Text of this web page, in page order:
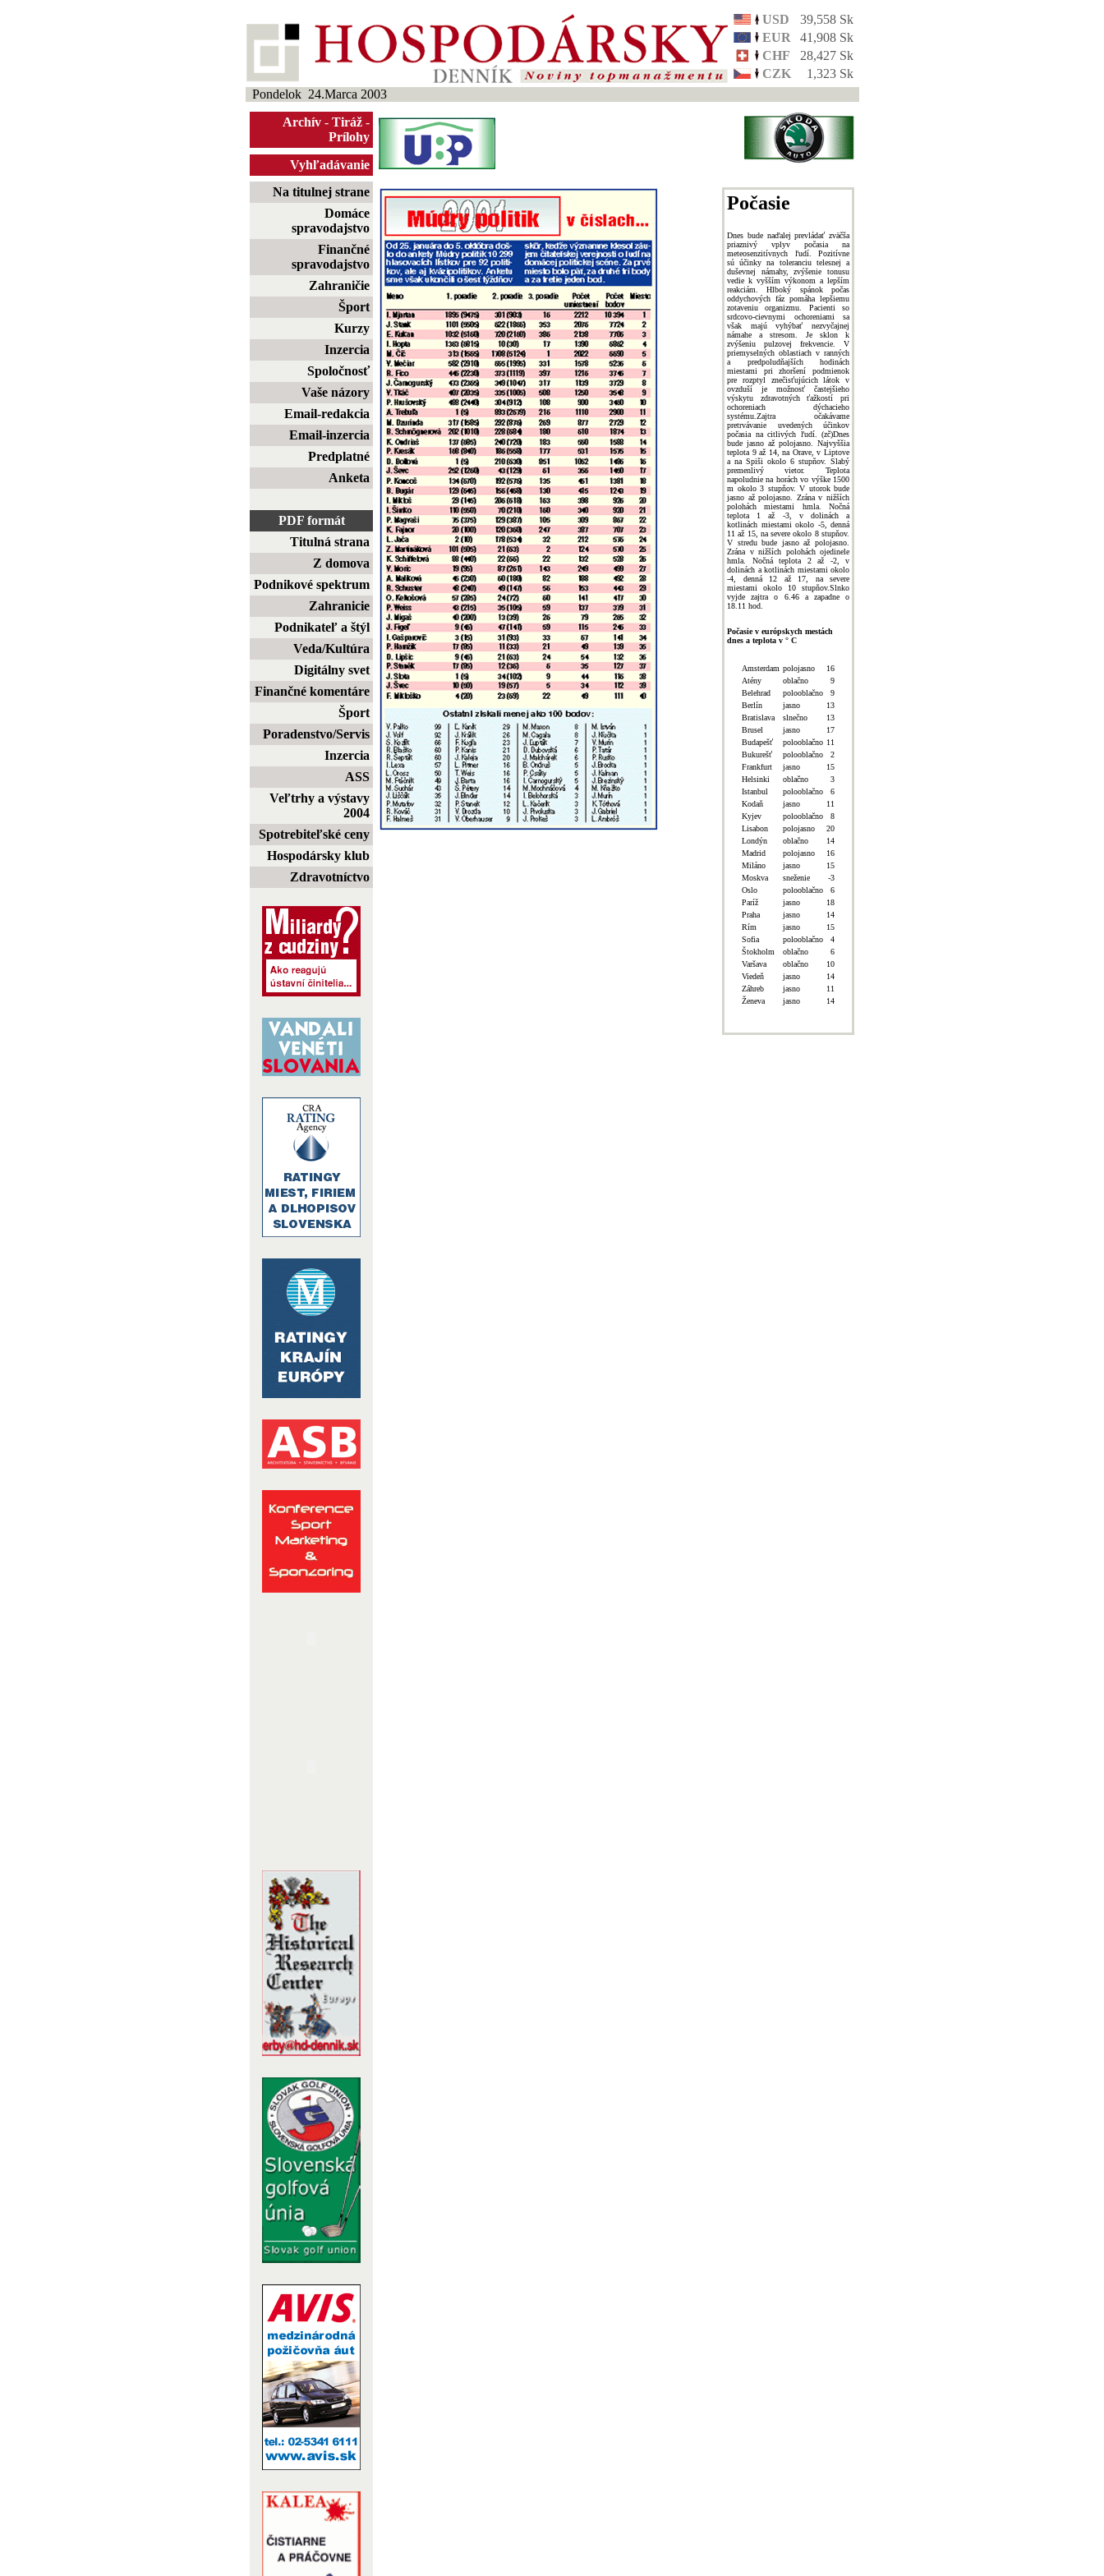
USD
39,558 Sk
EUR
41,908 Sk
CHF
28,427 Sk
CZK
1,323 Sk
Pondelok 24.Marca 2003
Archív - Tiráž -
Prílohy
Vyhľadávanie
Na titulnej strane
Domáce
spravodajstvo
Finančné
spravodajstvo
Zahraničie
Šport
Kurzy
Inzercia
Spoločnosť
Vaše názory
Email-redakcia
Email-inzercia
Predplatné
Anketa
PDF formát
Titulná strana
Z domova
Podnikové spektrum
Zahranicie
Podnikateľ a štýl
Veda/Kultúra
Digitálny svet
Finančné komentáre
Šport
Poradenstvo/Servis
Inzercia
ASS
Veľtrhy a výstavy
2004
Spotrebiteľské ceny
Hospodársky klub
Zdravotníctvo
Počasie
Dnes bude naďalej prevládať zväčša
priaznivý vplyv počasia na
meteosenzitívnych ľudí. Pozitívne
sú účinky na toleranciu telesnej a
duševnej námahy, zvýšenie tonusu
vedie k vyšším výkonom a lepším
reakciám. Hlboký spánok počas
oddychových fáz pomáha lepšiemu
zotaveniu organizmu. Pacienti so
srdcovo-cievnymi ochoreniami sa
však majú vyhýbať nezvyčajnej
námahe a stresom. Je sklon k
zvýšeniu pulzovej frekvencie. V
priemyselných oblastiach v ranných
a predpoludňajších hodinách
miestami pri zhoršení podmienok
pre rozptyl znečisťujúcich látok v
ovzduší je možnosť častejšieho
výskytu zdravotných ťažkostí pri
ochoreniach dýchacieho
systému.Zajtra očakávame
pretrvávanie uvedených účinkov
počasia na citlivých ľudí. (zč)Dnes
bude jasno až polojasno. Najvyššia
teplota 9 až 14, na Orave, v Liptove
a na Spiši okolo 6 stupňov. Slabý
premenlivý vietor. Teplota
napoludnie na horách vo výške 1500
m okolo 3 stupňov. V utorok bude
jasno až polojasno. Zrána v nižších
polohách miestami hmla. Nočná
teplota 1 až -3, v dolinách a
kotlinách miestami okolo -5, denná
11 až 15, na severe okolo 8 stupňov.
V stredu bude jasno až polojasno.
Zrána v nižších polohách ojedinele
hmla. Nočná teplota 2 až -2, v
dolinách a kotlinách miestami okolo
-4, denná 12 až 17, na severe
miestami okolo 10 stupňov.Slnko
vyjde zajtra o 6.46 a zapadne o
18.11 hod.
Počasie v európskych mestách
dnes a teplota v ° C
Amsterdam polojasno
16
Atény
oblačno
9
Belehrad
polooblačno
9
Berlín
jasno
13
Bratislava
slnečno
13
Brusel
jasno
17
Budapešť
polooblačno 11
Bukurešť
polooblačno
2
Frankfurt
jasno
15
Helsinki
oblačno
3
Istanbul
polooblačno
6
Kodaň
jasno
11
Kyjev
polooblačno
8
Lisabon
polojasno
20
Londýn
oblačno
14
Madrid
polojasno
16
Miláno
jasno
15
Moskva
sneženie
-3
Oslo
polooblačno
6
Paríž
jasno
18
Praha
jasno
14
Rím
jasno
15
Sofia
polooblačno
4
Štokholm
oblačno
6
Varšava
oblačno
10
Viedeň
jasno
14
Záhreb
jasno
11
Ženeva
jasno 14